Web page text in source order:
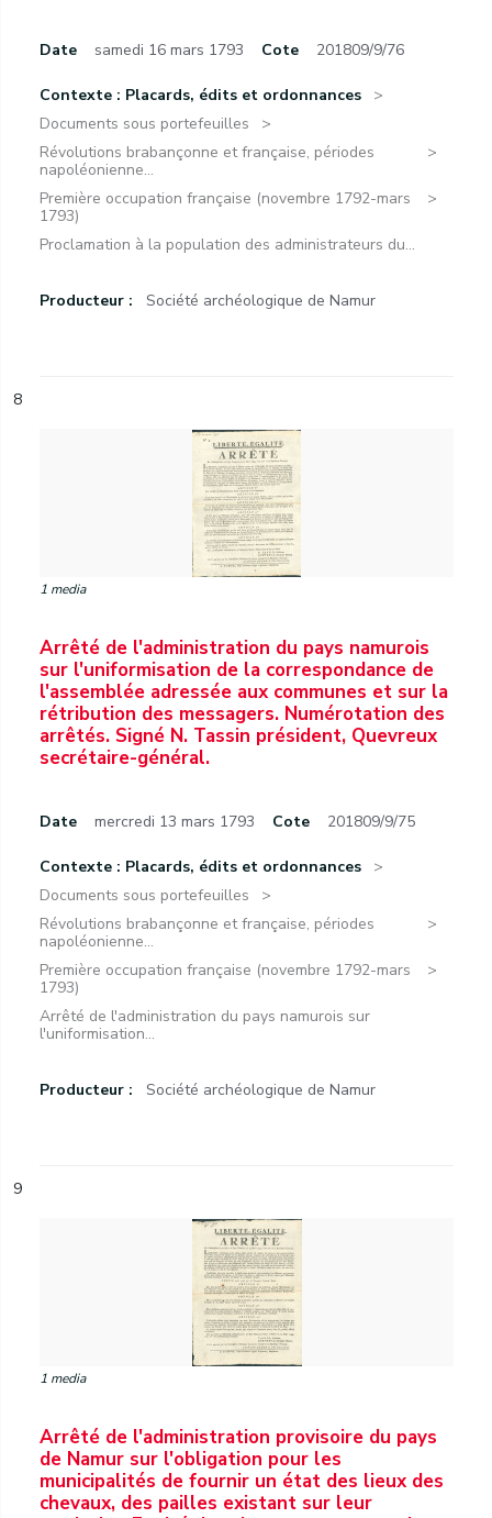
Date samedi 16 mars 1793 Cote 201809/9/76
Contexte : Placards, édits et ordonnances
Documents sous portefeuilles
Révolutions brabançonne et française, périodes
napoléonienne...
Première occupation française (novembre 1792-mars
1793)
Proclamation à la population des administrateurs du...
Producteur : Société archéologique de Namur
8
1 media
Arrêté de l'administration du pays namurois
sur l'uniformisation de la correspondance de
l'assemblée adressée aux communes et sur la
rétribution des messagers. Numérotation des
arrêtés. Signé N. Tassin président, Quevreux
secrétaire-général.
Date mercredi 13 mars 1793 Cote 201809/9/75
Contexte : Placards, édits et ordonnances
Documents sous portefeuilles
Révolutions brabançonne et française, périodes
napoléonienne...
Première occupation française (novembre 1792-mars
1793)
Arrêté de l'administration du pays namurois sur
l'uniformisation...
Producteur : Société archéologique de Namur
9
1 media
Arrêté de l'administration provisoire du pays
de Namur sur l'obligation pour les
municipalités de fournir un état des lieux des
chevaux, des pailles existant sur leur